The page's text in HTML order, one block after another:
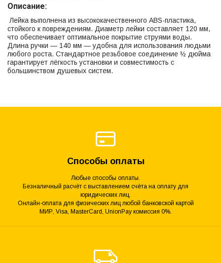
Описание:
Лейка выполнена из высококачественного ABS-пластика,
стойкого к повреждениям. Диаметр лейки составляет 120 мм,
что обеспечивает оптимальное покрытие струями воды.
Длина ручки — 140 мм — удобна для использования людьми
любого роста. Стандартное резьбовое соединение ½ дюйма
гарантирует лёгкость установки и совместимость с
большинством душевых систем.
Способы оплаты
Любые способы оплаты.
Безналичный расчёт с выставлением счёта на оплату для
юридических лиц.
Онлайн-оплата для физических лиц любой банковской картой
МИР, Visa, MasterCard, UnionPay комиссия 0%.